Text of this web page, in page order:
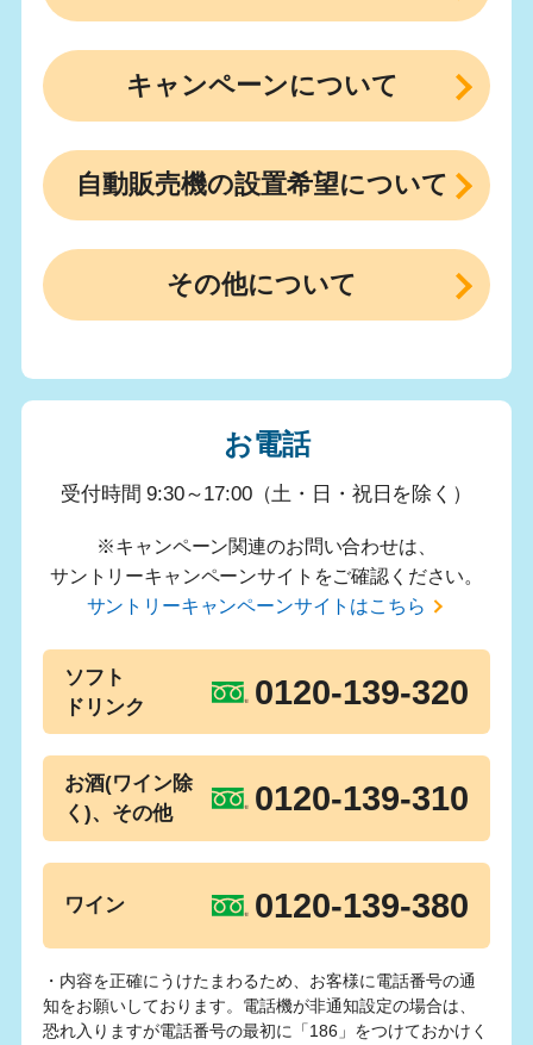
キャンペーンについて
自動販売機の設置希望について
その他について
お電話
受付時間 9:30～17:00（土・日・祝日を除く）
※キャンペーン関連のお問い合わせは、
サントリーキャンペーンサイトをご確認ください。
サントリーキャンペーンサイトはこちら
ソフト
ドリンク
0120-139-320
お酒(ワイン除
く)、その他
0120-139-310
ワイン 0120-139-380
・内容を正確にうけたまわるため、お客様に電話番号の通
知をお願いしております。電話機が非通知設定の場合は、
恐れ入りますが電話番号の最初に「186」をつけておかけく